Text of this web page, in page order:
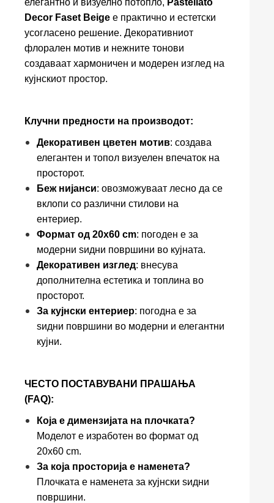
елегантно и визуелно потопло, Pastellato
Decor Faset Beige е практично и естетски
усогласено решение. Декоративниот
флорален мотив и нежните тонови
создаваат хармоничен и модерен изглед на
кујнскиот простор.
Клучни предности на производот:
Декоративен цветен мотив: создава
елегантен и топол визуелен впечаток на
просторот.
Беж нијанси: овозможуваат лесно да се
вклопи со различни стилови на
ентериер.
Формат од 20x60 cm: погоден е за
модерни ѕидни површини во кујната.
Декоративен изглед: внесува
дополнителна естетика и топлина во
просторот.
За кујнски ентериер: погодна е за
ѕидни површини во модерни и елегантни
кујни.
ЧЕСТО ПОСТАВУВАНИ ПРАШАЊА
(FAQ):
Која е димензијата на плочката?
Моделот е изработен во формат од
20x60 cm.
За која просторија е наменета?
Плочката е наменета за кујнски ѕидни
површини.